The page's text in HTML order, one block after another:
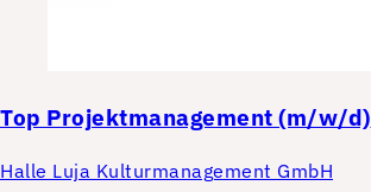
Top Projektmanagement (m/w/d)
Halle Luja Kulturmanagement GmbH